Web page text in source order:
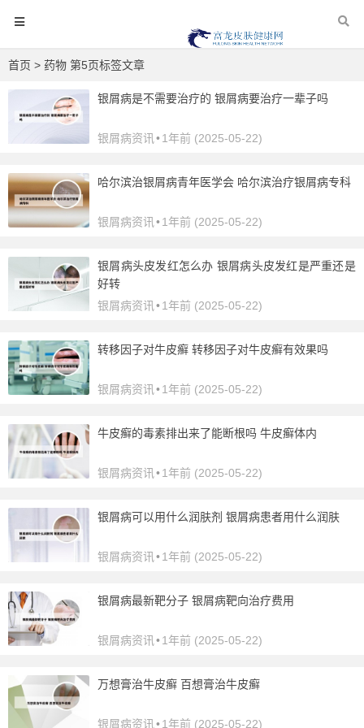
首页 > 药物 第5页标签文章
银屑病是不需要治疗的 银屑病要治疗一辈子吗
银屑病资讯 •1年前 (2025-05-22)
哈尔滨治银屑病青年医学会 哈尔滨治疗银屑病专科
银屑病资讯 •1年前 (2025-05-22)
银屑病头皮发红怎么办 银屑病头皮发红是严重还是
好转
银屑病资讯 •1年前 (2025-05-22)
转移因子对牛皮癣 转移因子对牛皮癣有效果吗
银屑病资讯 •1年前 (2025-05-22)
牛皮癣的毒素排出来了能断根吗 牛皮癣体内
银屑病资讯 •1年前 (2025-05-22)
银屑病可以用什么润肤剂 银屑病患者用什么润肤
银屑病资讯 •1年前 (2025-05-22)
银屑病最新靶分子 银屑病靶向治疗费用
银屑病资讯 •1年前 (2025-05-22)
万想膏治牛皮癣 百想膏治牛皮癣
银屑病资讯 •1年前 (2025-05-22)